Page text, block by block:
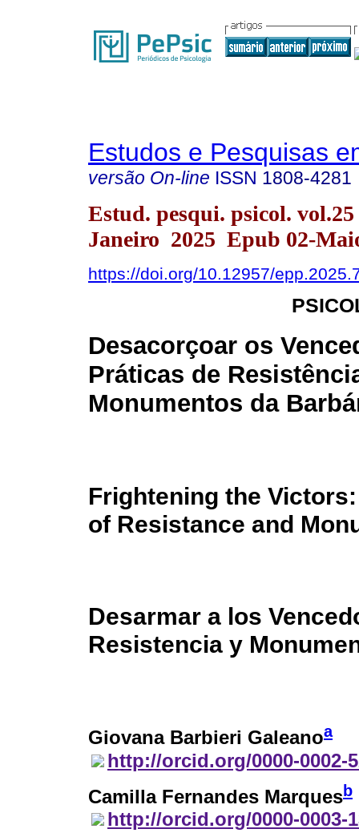
Estudos e Pesquisas
versão On-line ISSN 1808-4281
Estud. pesqui. psicol.
Janeiro 2025 Epub 02-
https://doi.org/10.12957/
Desacorçoar os
Práticas de
Monumentos da
Frightening the
of Resistance and
Desarmar a los
Resistencia y
Giovana Barbieri Galeanoa
http://orcid.org/0000-0002-
Camilla Fernandes Marquesb
http://orcid.org/0000-0003-